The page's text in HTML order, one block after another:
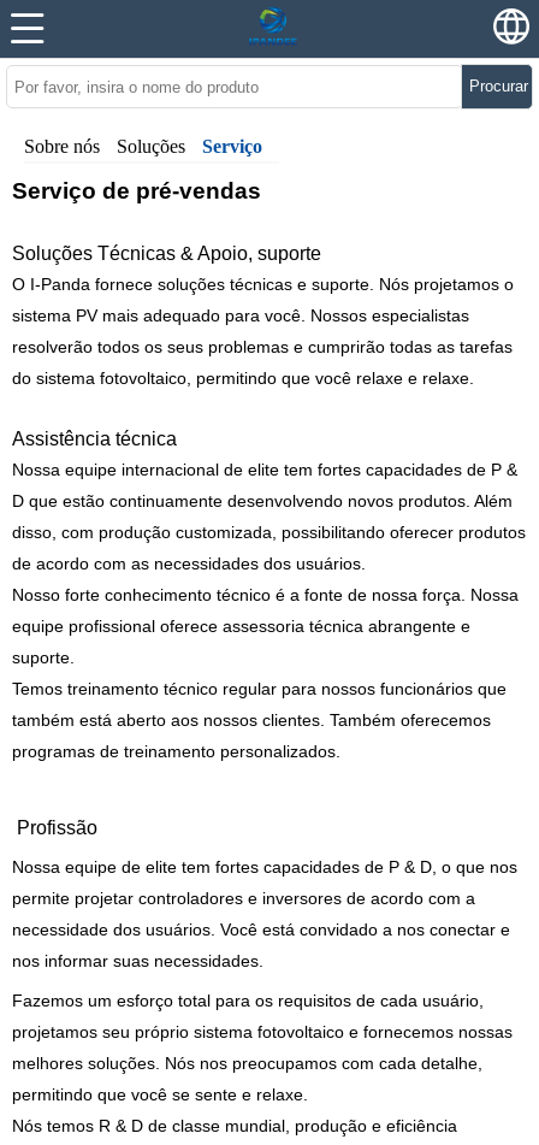
Procurar
Sobre nós Soluções Serviço
Serviço de pré-vendas
Soluções Técnicas & Apoio, suporte
O I-Panda fornece soluções técnicas e suporte. Nós projetamos o
sistema PV mais adequado para você. Nossos especialistas
resolverão todos os seus problemas e cumprirão todas as tarefas
do sistema fotovoltaico, permitindo que você relaxe e relaxe.
Assistência técnica
Nossa equipe internacional de elite tem fortes capacidades de P &
D que estão continuamente desenvolvendo novos produtos. Além
disso, com produção customizada, possibilitando oferecer produtos
de acordo com as necessidades dos usuários.
Nosso forte conhecimento técnico é a fonte de nossa força. Nossa
equipe profissional oferece assessoria técnica abrangente e
suporte.
Temos treinamento técnico regular para nossos funcionários que
também está aberto aos nossos clientes. Também oferecemos
programas de treinamento personalizados.
Profissão
Nossa equipe de elite tem fortes capacidades de P & D, o que nos
permite projetar controladores e inversores de acordo com a
necessidade dos usuários. Você está convidado a nos conectar e
nos informar suas necessidades.
Fazemos um esforço total para os requisitos de cada usuário,
projetamos seu próprio sistema fotovoltaico e fornecemos nossas
melhores soluções. Nós nos preocupamos com cada detalhe,
permitindo que você se sente e relaxe.
Nós temos R & D de classe mundial, produção e eficiência